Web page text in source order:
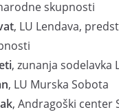
skupnosti
, LU Lendava,
, zunanja sodelavka
, LU Murska Sobota
, Andragoški center